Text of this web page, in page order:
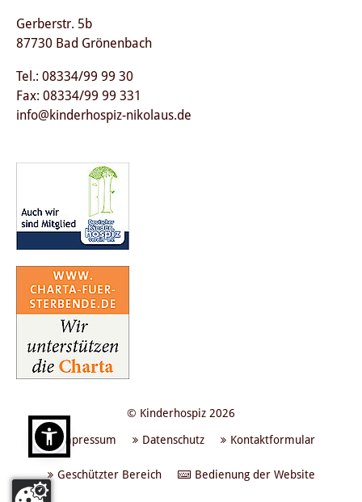
Gerberstr. 5b
87730 Bad Grönenbach
Tel.: 08334/99 99 30
Fax: 08334/99 99 331
info@kinderhospiz-nikolaus.de
© Kinderhospiz 2026
Impressum
Datenschutz Kontaktformular
Geschützter Bereich Bedienung der Website